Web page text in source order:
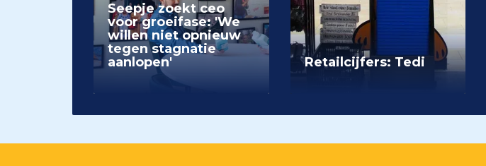
Seepje zoekt ceo
voor groeifase: 'We
willen niet opnieuw
tegen stagnatie
aanlopen'
Retailcijfers: Tedi